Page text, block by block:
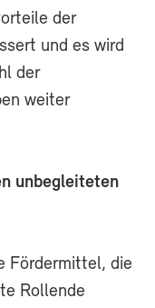
der
und es wird
der
weiter
unbegleiteten
Fördermittel, die
Rollende